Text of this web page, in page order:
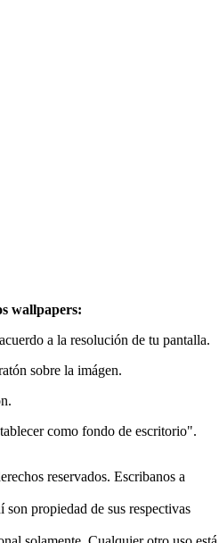
wallpapers:
a la resolución de tu pantalla.
sobre la imágen.
como fondo de escritorio".
reservados. Escribanos a
propiedad de sus respectivas